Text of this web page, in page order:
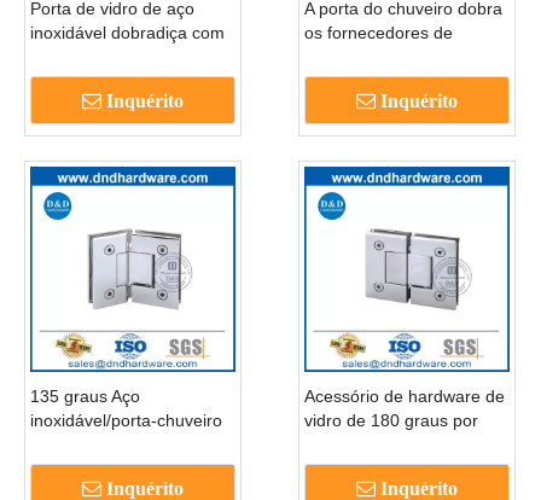
Porta de vidro de aço
inoxidável dobradiça com
vidro dobradiça de vidro
DDGH001Inquérito
A porta do chuveiro dobra
os fornecedores de
chuveiro de vidro
DDGH002Inquérito
135 graus Aço
inoxidável/porta-chuveiro
porta de vidro DDGH003
Inquérito
Acessório de hardware de
vidro de 180 graus por
moldura Hinges-DDGH004
Inquérito